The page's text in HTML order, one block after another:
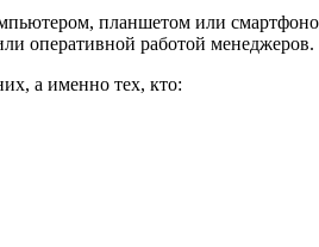
планшетом или
оперативной работой менеджеров.
а именно тех, кто: